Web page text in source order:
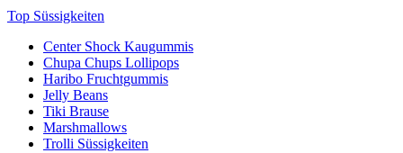
Top Süssigkeiten
Center Shock Kaugummis
Chupa Chups Lollipops
Haribo Fruchtgummis
Jelly Beans
Tiki Brause
Marshmallows
Trolli Süssigkeiten